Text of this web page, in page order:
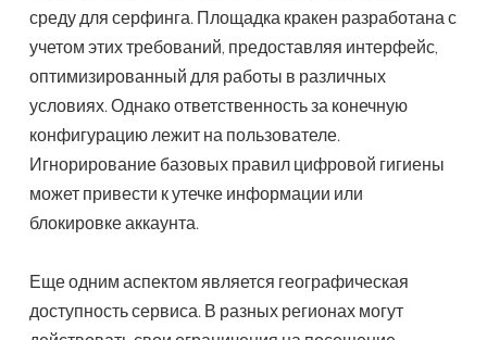
среду для серфинга. Площадка кракен разработана с
учетом этих требований, предоставляя интерфейс,
оптимизированный для работы в различных
условиях. Однако ответственность за конечную
конфигурацию лежит на пользователе.
Игнорирование базовых правил цифровой гигиены
может привести к утечке информации или
блокировке аккаунта.
Еще одним аспектом является географическая
доступность сервиса. В разных регионах могут